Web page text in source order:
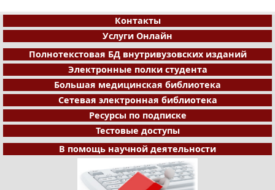
Контакты
Услуги Онлайн
Полнотекстовая БД внутривузовских изданий
Электронные полки студента
Большая медицинская библиотека
Сетевая электронная библиотека
Ресурсы по подписке
Тестовые доступы
В помощь научной деятельности